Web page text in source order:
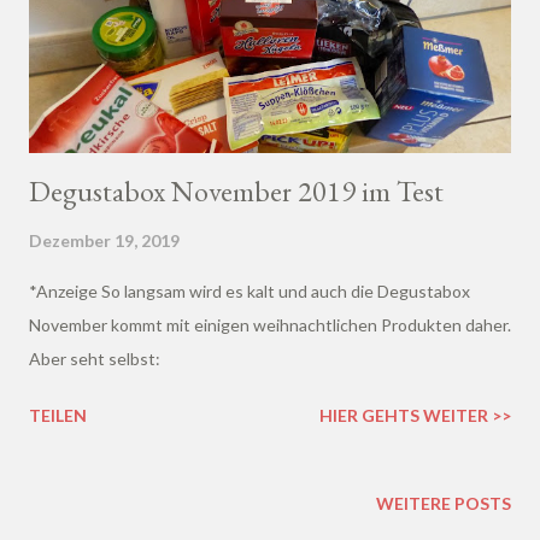
Degustabox November 2019 im Test
Dezember 19, 2019
*Anzeige So langsam wird es kalt und auch die Degustabox
November kommt mit einigen weihnachtlichen Produkten daher.
Aber seht selbst:
TEILEN HIER GEHTS WEITER >>
WEITERE POSTS